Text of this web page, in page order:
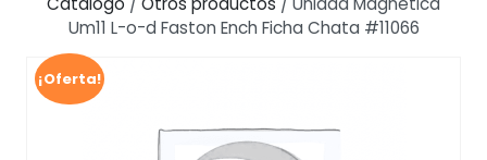
¡Oferta!
Um11 L-o-d Faston Ench Ficha Chata #11066